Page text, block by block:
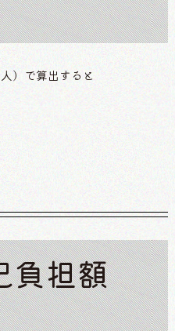
）で算出すると
負担額